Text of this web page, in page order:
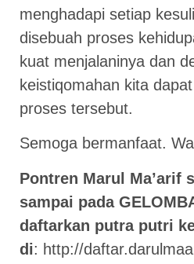
menghadapi setiap
disebuah proses
kuat menjalaninya dan
keistiqomahan kita
proses tersebut.
Semoga bermanfaat.
Pontren Marul Ma’arif
sampai pada
daftarkan putra putri
di: http://